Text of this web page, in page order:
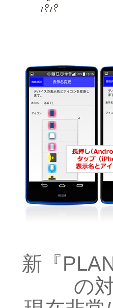
新『
の